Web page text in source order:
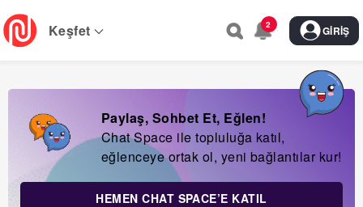
Skip
to
main
Keşfet 2 GIRIŞ
Paylaş, Sohbet Et, Eğlen!
Chat Space ile topluluğa katıl,
eğlenceye ortak ol, yeni bağlantılar kur!
HEMEN CHAT SPACE’E KATIL